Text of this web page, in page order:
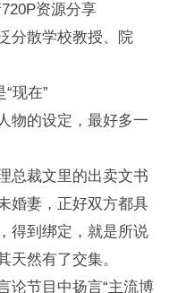
资源分享
分散学校教授、院
现在”
物的设定，最好多一
总裁文里的出卖文书
婚妻，正好双方都具
得到绑定，就是所说
天然有了交集。
论节目中扬言“主流博